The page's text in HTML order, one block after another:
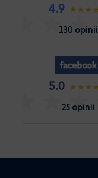
4.9
130 opinii
5.0
25 opinii